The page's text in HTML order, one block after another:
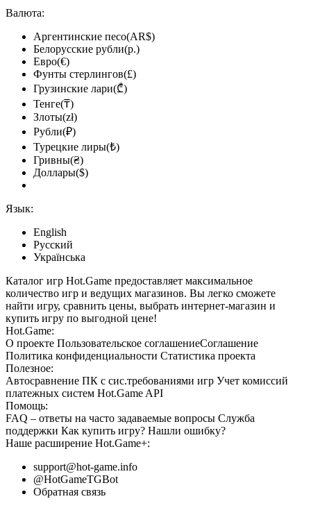
Валюта:
Аргентинские песо(AR$)
Белорусские рубли(р.)
Евро(€)
Фунты стерлингов(£)
Грузинские лари(₾)
Тенге(₸)
Злоты(zł)
Рубли(₽)
Турецкие лиры(₺)
Гривны(₴)
Доллары($)
Язык:
English
Русский
Українська
Каталог игр Hot.Game предоставляет максимальное
количество игр и ведущих магазинов. Вы легко сможете
найти игру, сравнить цены, выбрать интернет-магазин и
купить игру по выгодной цене!
Hot.Game:
О проекте Пользовательское соглашениеСоглашение
Политика конфиденциальности Статистика проекта
Полезное:
Автосравнение ПК с сис.требованиями игр Учет комиссий
платежных систем Hot.Game API
Помощь:
FAQ – ответы на часто задаваемые вопросы Служба
поддержки Как купить игру? Нашли ошибку?
Наше расширение Hot.Game+:
support@hot-game.info
@HotGameTGBot
Обратная связь